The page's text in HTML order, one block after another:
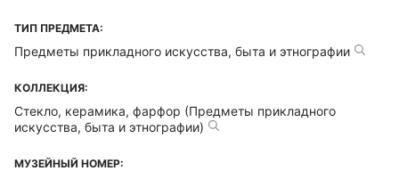
ТИП ПРЕДМЕТА:
Предметы прикладного искусства, быта и этнографии
КОЛЛЕКЦИЯ:
Стекло, керамика, фарфор (Предметы прикладного
искусства, быта и этнографии)
МУЗЕЙНЫЙ НОМЕР: